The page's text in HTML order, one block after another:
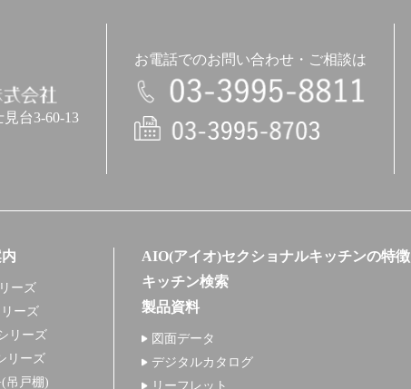
台3-60-13
お電話でのお問い合わせ・ご相談は
電話
ーズ
ーズ
リーズ
リーズ
吊戸棚)
AIO(アイオ)セクショナルキッチンの特徴
キッチン検索
製品資料
図面データ
デジタルカタログ
リーフレット